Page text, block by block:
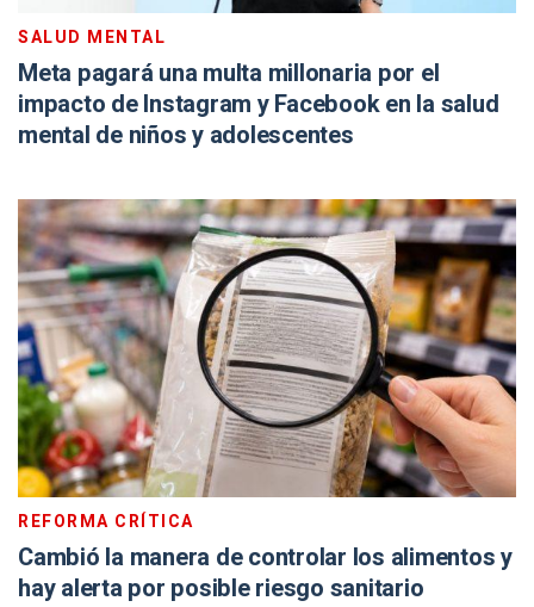
SALUD MENTAL
Meta pagará una multa millonaria por el
impacto de Instagram y Facebook en la salud
mental de niños y adolescentes
REFORMA CRÍTICA
Cambió la manera de controlar los alimentos y
hay alerta por posible riesgo sanitario